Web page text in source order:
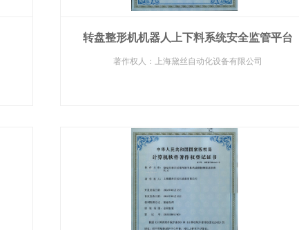
转盘整形机机器人上下料系统安全监管平台
著作权人：上海黛丝自动化设备有限公司